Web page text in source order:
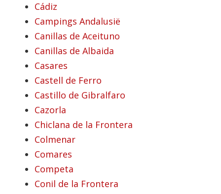
Cádiz
Campings Andalusië
Canillas de Aceituno
Canillas de Albaida
Casares
Castell de Ferro
Castillo de Gibralfaro
Cazorla
Chiclana de la Frontera
Colmenar
Comares
Competa
Conil de la Frontera